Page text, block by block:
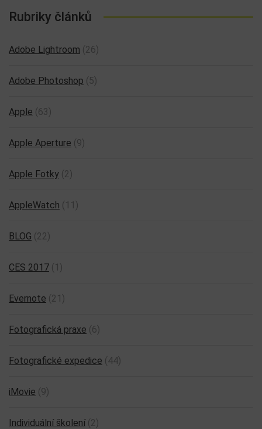
Rubriky článků
Adobe Lightroom (26)
Adobe Photoshop (5)
Apple (63)
Apple Aperture (9)
Apple Fotky (2)
AppleWatch (11)
BLOG (22)
CES 2017 (1)
Evernote (21)
Fotografická praxe (6)
Fotografické expedice (44)
iMovie (9)
Individuální školení (2)